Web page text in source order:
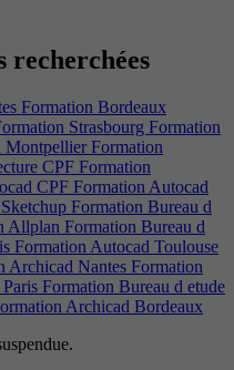
recherchées
Formation Bordeaux
Strasbourg Formation
Montpellier Formation
CPF Formation
CPF Formation Autocad
Formation Bureau d
Allplan Formation Bureau d
Formation Autocad Toulouse
Archicad Nantes Formation
Formation Bureau d etude
Archicad Bordeaux